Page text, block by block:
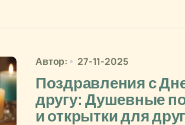
Автор: 27-11-2025
Поздравления с
другу: Душевные
и открытки для